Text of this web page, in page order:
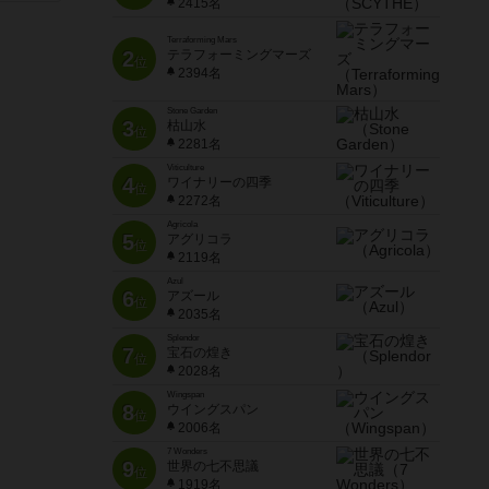
2415名
2位
Terraforming Mars
テラフォーミングマーズ
2394名
3位
Stone Garden
枯山水
2281名
4位
Viticulture
ワイナリーの四季
2272名
5位
Agricola
アグリコラ
2119名
6位
Azul
アズール
2035名
7位
宝石の煌き
2028名
8位
Wingspan
ウイングスパン
2006名
9位
7 Wonders
世界の七不思議
1919名